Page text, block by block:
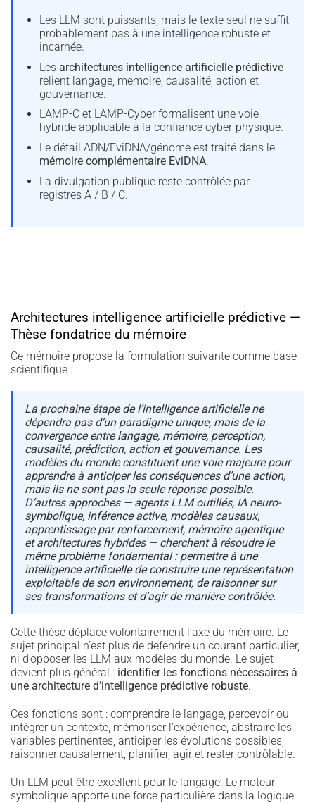
Les LLM sont puissants, mais le texte seul ne suffit
probablement pas à une intelligence robuste et
incarnée.
Les architectures intelligence artificielle prédictive
relient langage, mémoire, causalité, action et
gouvernance.
LAMP-C et LAMP-Cyber formalisent une voie
hybride applicable à la confiance cyber-physique.
Le détail ADN/EviDNA/génome est traité dans le
mémoire complémentaire EviDNA.
La divulgation publique reste contrôlée par
registres A / B / C.
Architectures intelligence artificielle prédictive —
Thèse fondatrice du mémoire
Ce mémoire propose la formulation suivante comme base
scientifique :
La prochaine étape de l’intelligence artificielle ne
dépendra pas d’un paradigme unique, mais de la
convergence entre langage, mémoire, perception,
causalité, prédiction, action et gouvernance. Les
modèles du monde constituent une voie majeure pour
apprendre à anticiper les conséquences d’une action,
mais ils ne sont pas la seule réponse possible.
D’autres approches — agents LLM outillés, IA neuro-
symbolique, inférence active, modèles causaux,
apprentissage par renforcement, mémoire agentique
et architectures hybrides — cherchent à résoudre le
même problème fondamental : permettre à une
intelligence artificielle de construire une représentation
exploitable de son environnement, de raisonner sur
ses transformations et d’agir de manière contrôlée.
Cette thèse déplace volontairement l’axe du mémoire. Le
sujet principal n’est plus de défendre un courant particulier,
ni d’opposer les LLM aux modèles du monde. Le sujet
devient plus général : identifier les fonctions nécessaires à
une architecture d’intelligence prédictive robuste.
Ces fonctions sont : comprendre le langage, percevoir ou
intégrer un contexte, mémoriser l’expérience, abstraire les
variables pertinentes, anticiper les évolutions possibles,
raisonner causalement, planifier, agir et rester contrôlable.
Un LLM peut être excellent pour le langage. Le moteur
symbolique apporte une force particulière dans la logique